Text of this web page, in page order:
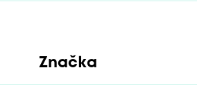
Značka